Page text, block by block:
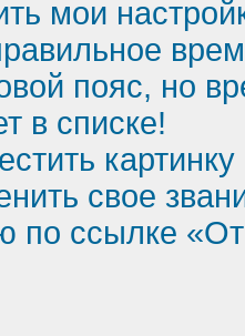
мои
пояс, но
в списке!
свое
по ссылке